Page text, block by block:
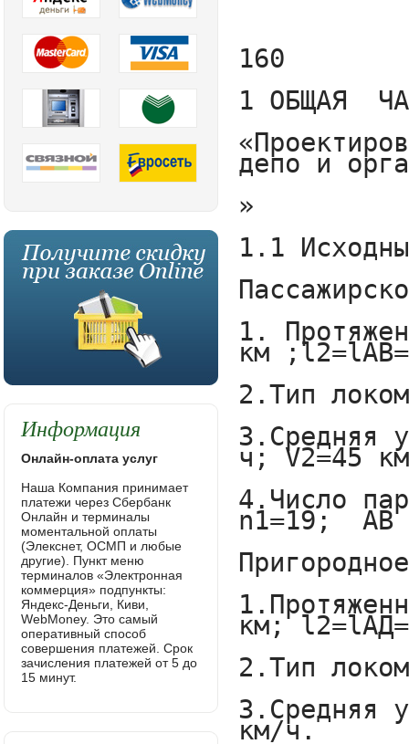
Информация
Онлайн-оплата услуг
Наша Компания принимает
платежи через Сбербанк
Онлайн и терминалы
моментальной оплаты
(Элекснет, ОСМП и любые
другие). Пункт меню
терминалов «Электронная
коммерция» подпункты:
Яндекс-Деньги, Киви,
WebMoney. Это самый
оперативный способ
совершения платежей. Срок
зачисления платежей от 5 до
15 минут.